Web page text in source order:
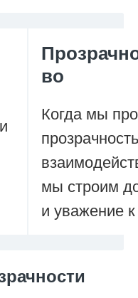
во
Когда мы
мы строим
и уважение